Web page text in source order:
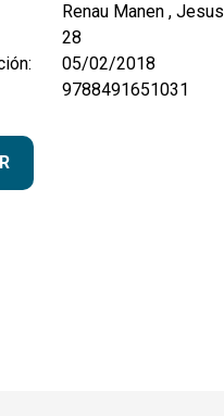
Renau Manen , Jesus
28
05/02/2018
9788491651031